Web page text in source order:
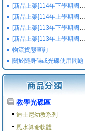
[新品上架]114年下學期國小國中高中命題光碟,校用卷,習作
[新品上架]114年上學期國小國中高中命題光碟,校用卷,習作
[新品上架]113年下學期國小國中高中命題光碟,校用卷,習作
[新品上架]113年上學期國小國中高中命題光碟,校用卷,習作
物流貨態查詢
關於随身碟或光碟使用問題
教學光碟區
迪士尼幼教系列
風水算命軟體